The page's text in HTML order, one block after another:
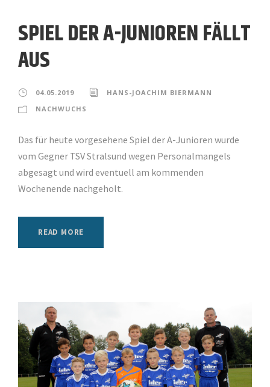
SPIEL DER A-JUNIOREN FÄLLT
AUS
04.05.2019
HANS-JOACHIM BIERMANN
NACHWUCHS
Das für heute vorgesehene Spiel der A-Junioren wurde
vom Gegner TSV Stralsund wegen Personalmangels
abgesagt und wird eventuell am kommenden
Wochenende nachgeholt.
READ MORE